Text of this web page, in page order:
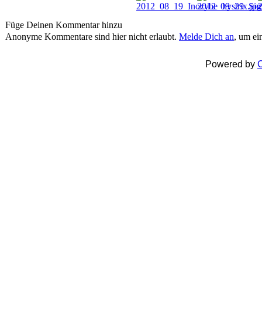
Füge Deinen Kommentar hinzu
Anonyme Kommentare sind hier nicht erlaubt. Melde Dich an, um
Powered by